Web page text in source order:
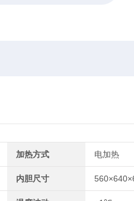
加热方式 电加热
内胆尺寸